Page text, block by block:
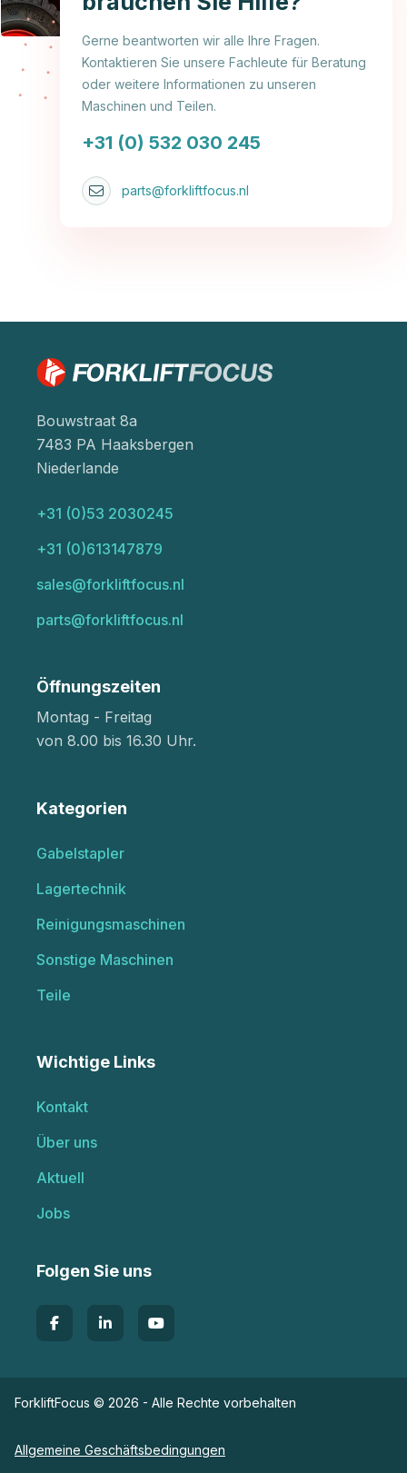
Gerne beantworten wir alle Ihre Fragen.
Kontaktieren Sie unsere Fachleute für Beratung
oder weitere Informationen zu unseren
Maschinen und Teilen.
+31 (0) 532 030 245
parts@forkliftfocus.nl
Bouwstraat 8a
7483 PA Haaksbergen
Niederlande
+31 (0)53 2030245
+31 (0)613147879
sales@forkliftfocus.nl
parts@forkliftfocus.nl
Öffnungszeiten
Montag - Freitag
von 8.00 bis 16.30 Uhr.
Kategorien
Gabelstapler
Lagertechnik
Reinigungsmaschinen
Sonstige Maschinen
Teile
Wichtige Links
Kontakt
Über uns
Aktuell
Jobs
Folgen Sie uns
ForkliftFocus © 2026 - Alle Rechte vorbehalten
Allgemeine Geschäftsbedingungen